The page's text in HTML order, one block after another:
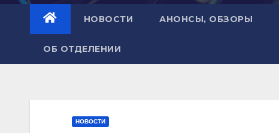
НОВОСТИ АНОНСЫ, ОБЗОРЫ
ОБ ОТДЕЛЕНИИ
НОВОСТИ